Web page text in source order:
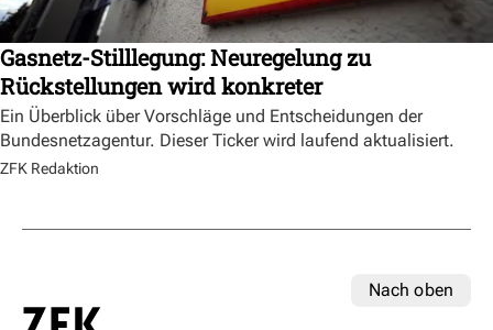
Gasnetz-Stilllegung: Neuregelung zu
Rückstellungen wird konkreter
Ein Überblick über Vorschläge und Entscheidungen der
Bundesnetzagentur. Dieser Ticker wird laufend aktualisiert.
ZFK Redaktion
Nach oben